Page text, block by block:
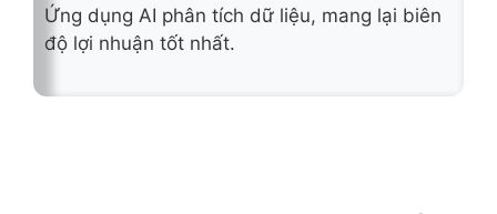
Ứng dụng AI phân tích dữ liệu, mang lại biên
độ lợi nhuận tốt nhất.